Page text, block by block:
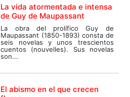
La vida atormentada e intensa
de Guy de Maupassant
La obra del prolífico Guy de
Maupassant (1850-1893) consta de
seis novelas y unos trescientos
cuentos (nouvelles). Sus novelas
son...
El abismo en el que crecen